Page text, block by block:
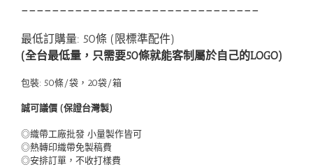
———————————————————————————————
最低訂購量: 50條 (限標準配件)
(全台最低量，只需要50條就能客制屬於自己的LOGO)
包裝: 50條/袋，20袋/箱
誠可議價 (保證台灣製)
◎織帶工廠批發 小量製作皆可
◎熱轉印織帶免製稿費
◎安排訂單，不收打樣費